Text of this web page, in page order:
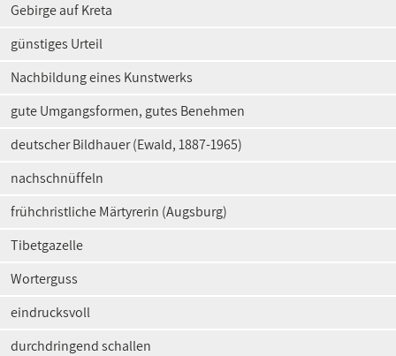
Gebirge auf Kreta
günstiges Urteil
Nachbildung eines Kunstwerks
gute Umgangsformen, gutes Benehmen
deutscher Bildhauer (Ewald, 1887-1965)
nachschnüffeln
frühchristliche Märtyrerin (Augsburg)
Tibetgazelle
Worterguss
eindrucksvoll
durchdringend schallen